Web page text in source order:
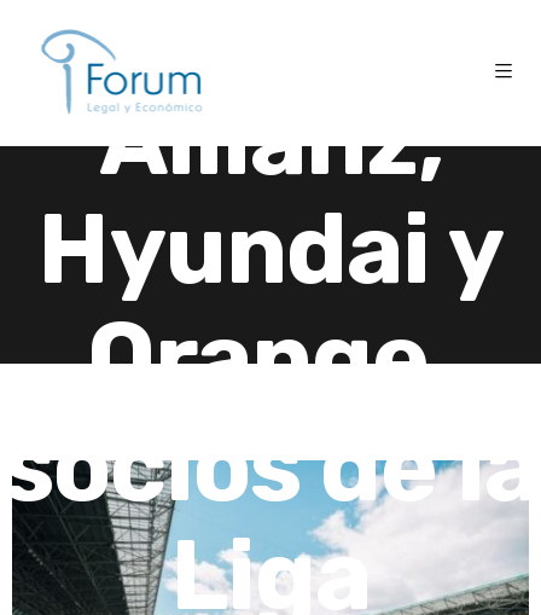
Inglés,
Allianz,
Hyundai y
Orange,
socios de la
Liga